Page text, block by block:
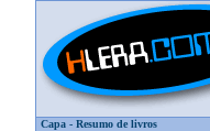
Capa - Resumo de livros